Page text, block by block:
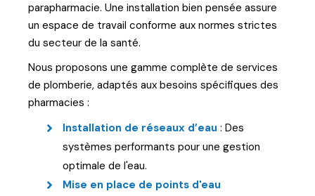
parapharmacie. Une installation bien pensée assure
un espace de travail conforme aux normes strictes
du secteur de la santé.
Nous proposons une gamme complète de services
de plomberie, adaptés aux besoins spécifiques des
pharmacies :
Installation de réseaux d’eau: Des
systèmes performants pour une gestion
optimale de l'eau.
Mise en place de points d'eau